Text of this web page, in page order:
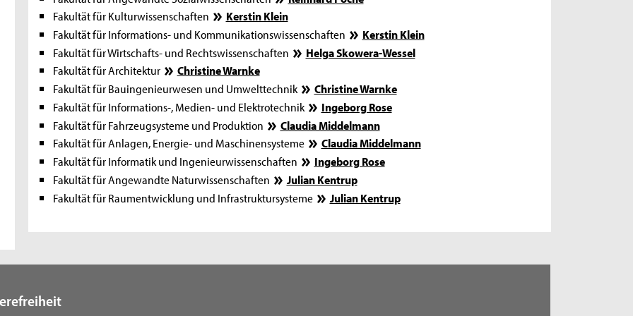
Fakultät für Kulturwissenschaften
Kerstin Klein
Fakultät für Informations- und Kommunikationswissenschaften
Kerstin Klein
Fakultät für Wirtschafts- und Rechtswissenschaften
Helga Skowera-Wessel
Fakultät für Architektur
Christine Warnke
Fakultät für Bauingenieurwesen und Umwelttechnik
Christine Warnke
Fakultät für Informations-, Medien- und Elektrotechnik
Ingeborg Rose
Fakultät für Fahrzeugsysteme und Produktion
Claudia Middelmann
Fakultät für Anlagen, Energie- und Maschinensysteme
Claudia Middelmann
Fakultät für Informatik und Ingenieurwissenschaften
Ingeborg Rose
Fakultät für Angewandte Naturwissenschaften
Julian Kentrup
Fakultät für Raumentwicklung und Infrastruktursysteme
Julian Kentrup